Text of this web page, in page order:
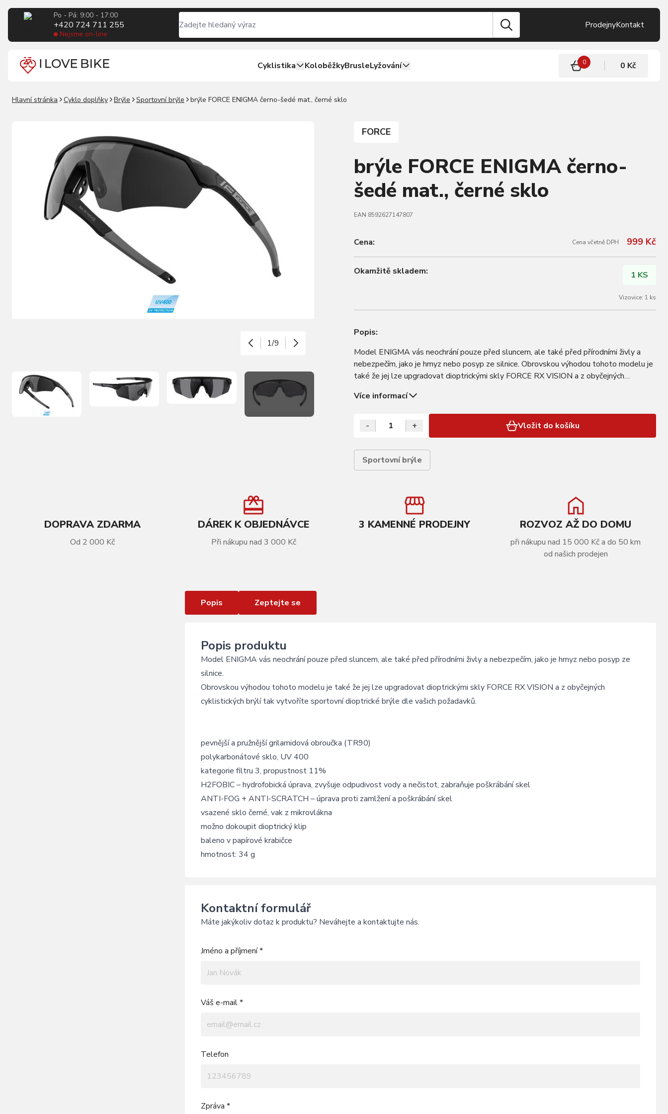
Po - Pá: 9:00 - 17:00
+420 724 711 255
Nejsme on-line
ProdejnyKontakt
Cyklistika KoloběžkyBrusleLyžování 0 0 Kč
Hlavní stránka Cyklo doplňky Brýle Sportovní brýle brýle FORCE ENIGMA černo-šedé mat., černé sklo
1/9
FORCE
brýle FORCE ENIGMA černo-
šedé mat., černé sklo
EAN 8592627147807
Cena: Cena včetně DPH 999 Kč
Okamžitě skladem: 1 KS
Vizovice: 1 ks
Popis:
Model ENIGMA vás neochrání pouze před sluncem, ale také před přírodními živly a
nebezpečím, jako je hmyz nebo posyp ze silnice. Obrovskou výhodou tohoto modelu je
také že jej lze upgradovat dioptrickými skly FORCE RX VISION a z obyčejných
Více informací
- + Vložit do košíku
Sportovní brýle
DOPRAVA ZDARMA
Od 2 000 Kč
DÁREK K OBJEDNÁVCE
Při nákupu nad 3 000 Kč
3 KAMENNÉ PRODEJNY ROZVOZ AŽ DO DOMU
při nákupu nad 15 000 Kč a do 50 km
od našich prodejen
VÍCE INFORMACÍ
Popis Zeptejte se
Popis produktu
Model ENIGMA vás neochrání pouze před sluncem, ale také před přírodními živly a nebezpečím, jako je hmyz nebo posyp ze
silnice.
Obrovskou výhodou tohoto modelu je také že jej lze upgradovat dioptrickými skly FORCE RX VISION a z obyčejných
cyklistických brýlí tak vytvoříte sportovní dioptrické brýle dle vašich požadavků.
pevnější a pružnější grilamidová obroučka (TR90)
polykarbonátové sklo, UV 400
kategorie filtru 3, propustnost 11%
H2FOBIC – hydrofobická úprava, zvyšuje odpudivost vody a nečistot, zabraňuje poškrábání skel
ANTI-FOG + ANTI-SCRATCH – úprava proti zamlžení a poškrábání skel
vsazené sklo černé, vak z mikrovlákna
možno dokoupit dioptrický klip
baleno v papírové krabičce
hmotnost: 34 g
Kontaktní formulář
Máte jakýkoliv dotaz k produktu? Neváhejte a kontaktujte nás.
Jméno a příjmení *
Váš e-mail *
Telefon
Zpráva *